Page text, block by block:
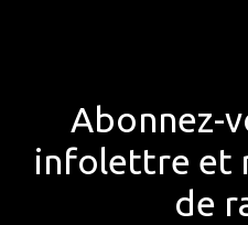
Abonnez-
infolettre et
de